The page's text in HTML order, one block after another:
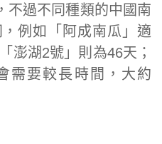
不過不同種類的中國南
例如「阿成南瓜」適
澎湖2號」則為46天；
需要較長時間，大約